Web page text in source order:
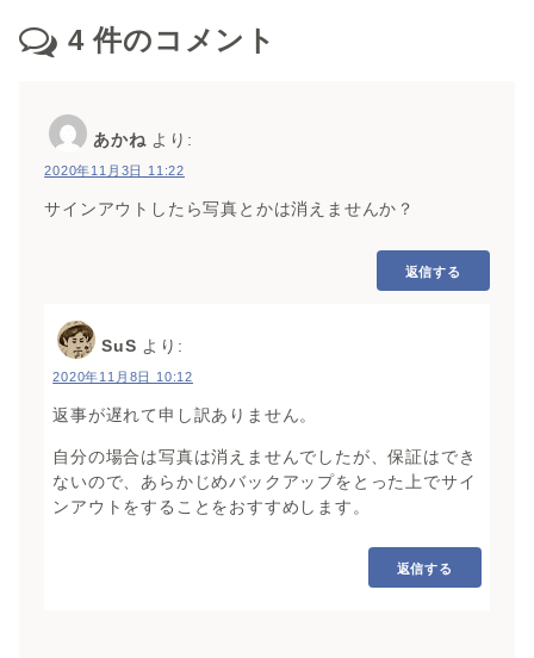
4件のコメント
あかね より:
2020年11月3日 11:22
サインアウトしたら写真とかは消えませんか？
返信する
SuS より:
2020年11月8日 10:12
返事が遅れて申し訳ありません。
自分の場合は写真は消えませんでしたが、保証はでき
ないので、あらかじめバックアップをとった上でサイ
ンアウトをすることをおすすめします。
返信する